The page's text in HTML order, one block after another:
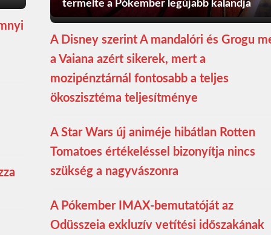
termelte a Pókember legújabb kalandja
A Disney szerint A mandalóri és Grogu
a Vaiana azért sikerek, mert a
mozipénztárnál fontosabb a teljes
ökoszisztéma teljesítménye
A Star Wars új animéje hibátlan Rotten
Tomatoes értékeléssel bizonyítja nincs
szükség a nagyvászonra
A Pókember IMAX-bemutatóját az
Odüsszeia exkluzív vetítési időszakának